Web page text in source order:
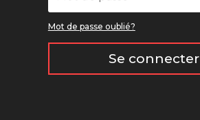
Mot de passe oublié?
Se connecter